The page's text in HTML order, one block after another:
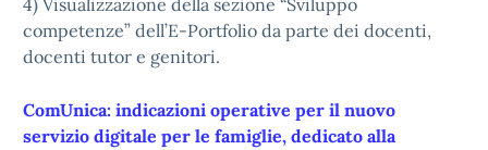
4) Visualizzazione della sezione “Sviluppo
competenze” dell’E-Portfolio da parte dei docenti,
docenti tutor e genitori.
ComUnica: indicazioni operative per il nuovo
servizio digitale per le famiglie, dedicato alla